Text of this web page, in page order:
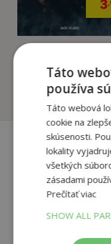
3
Na sklade
Táto
používa
Táto webová
cookie na
skúsenosti.
lokality
všetkých
zásadami
Prečítať viac
SHOW ALL